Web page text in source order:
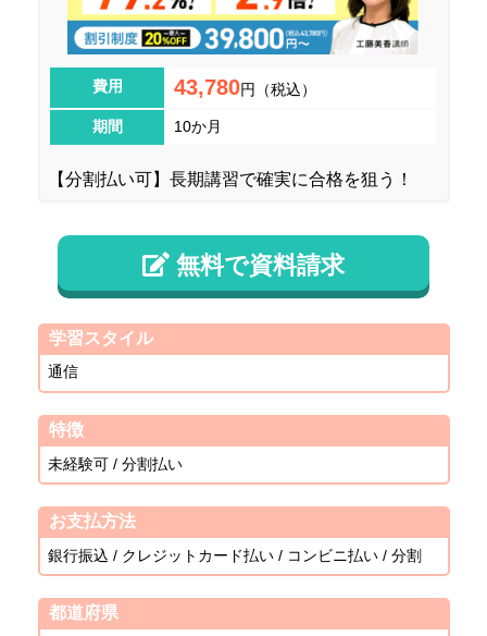
費用 43,780円（税込）
期間 10か月
【分割払い可】長期講習で確実に合格を狙う！
無料で資料請求
学習スタイル
通信
特徴
未経験可 / 分割払い
お支払方法
銀行振込 / クレジットカード払い / コンビニ払い / 分割
都道府県